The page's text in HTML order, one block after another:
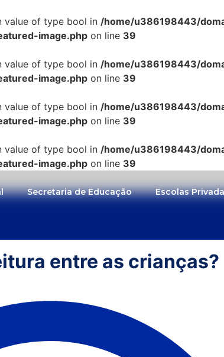
value of type bool in /home/u386198443/
image.php on line 39
value of type bool in /home/u386198443/
image.php on line 39
value of type bool in /home/u386198443/
image.php on line 39
value of type bool in /home/u386198443/
image.php on line 39
Secretaria de Educação Escolas
entre as crianças?